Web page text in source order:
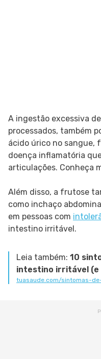
A ingestão excessiva
processados, também
ácido úrico no sangue,
doença inflamatória
articulações. Conheça
Além disso, a frutose
como inchaço
em pessoas com
intestino irritável.
Leia também: 10
intestino irritável (e
tuasaude.com/sintomas-